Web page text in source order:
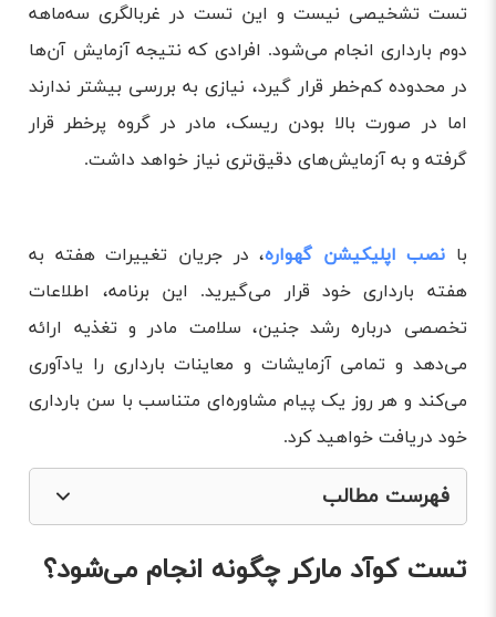
تست تشخیصی نیست و این تست در غربالگری سه‌ماهه
دوم بارداری انجام می‌شود. افرادی که نتیجه آزمایش آن‌ها
در محدوده کم‌خطر قرار گیرد، نیازی به بررسی بیشتر ندارند
اما در صورت بالا بودن ریسک، مادر در گروه پرخطر قرار
گرفته و به آزمایش‌های دقیق‌تری نیاز خواهد داشت.
با نصب اپلیکیشن گهواره، در جریان تغییرات هفته به
هفته بارداری خود قرار می‌گیرید. این برنامه، اطلاعات
تخصصی درباره رشد جنین، سلامت مادر و تغذیه ارائه
می‌دهد و تمامی آزمایشات و معاینات بارداری را یادآوری
می‌کند و هر روز یک پیام مشاوره‌ای متناسب با سن بارداری
خود دریافت خواهید کرد.
فهرست مطالب
زمان انجام آزمایش غربالگری چهارگانه در بارداری
تست کوآد مارکر چگونه انجام می‌شود؟